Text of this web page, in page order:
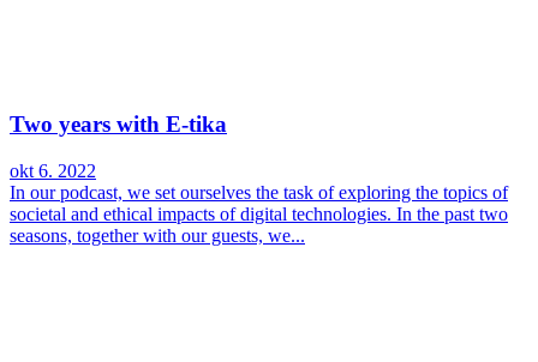
Two years with E-tika
okt 6. 2022
In our podcast, we set ourselves the task of exploring the topics of
societal and ethical impacts of digital technologies. In the past two
seasons, together with our guests, we...